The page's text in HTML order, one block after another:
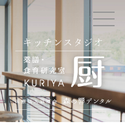
キッチンスタジオ